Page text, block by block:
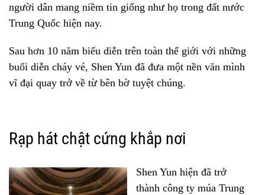
người dân mang niềm tin giống như họ trong đất nước
Trung Quốc hiện nay.
Sau hơn 10 năm biểu diễn trên toàn thế giới với những
buổi diễn cháy vé, Shen Yun đã đưa một nền văn mình
vĩ đại quay trở về từ bên bờ tuyệt chúng.
Rạp hát chật cứng khắp nơi
Shen Yun hiện đã trở
thành công ty múa Trung